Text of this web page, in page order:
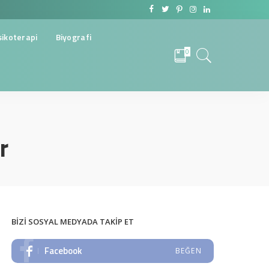
Biyografi
0
BIZI SOSYAL MEDYADA TAKIP ET
Facebook BEĞEN